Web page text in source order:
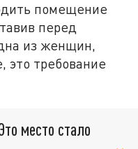
помещение
перед
из женщин,
это требование
место стало